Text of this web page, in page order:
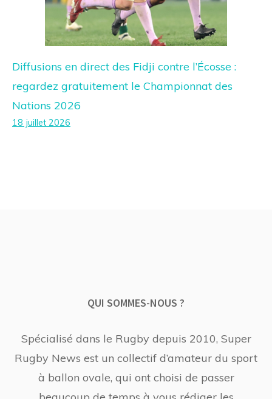
Diffusions en direct des Fidji contre l’Écosse :
regardez gratuitement le Championnat des
Nations 2026
18 juillet 2026
QUI SOMMES-NOUS ?
Spécialisé dans le Rugby depuis 2010, Super
Rugby News est un collectif d’amateur du sport
à ballon ovale, qui ont choisi de passer